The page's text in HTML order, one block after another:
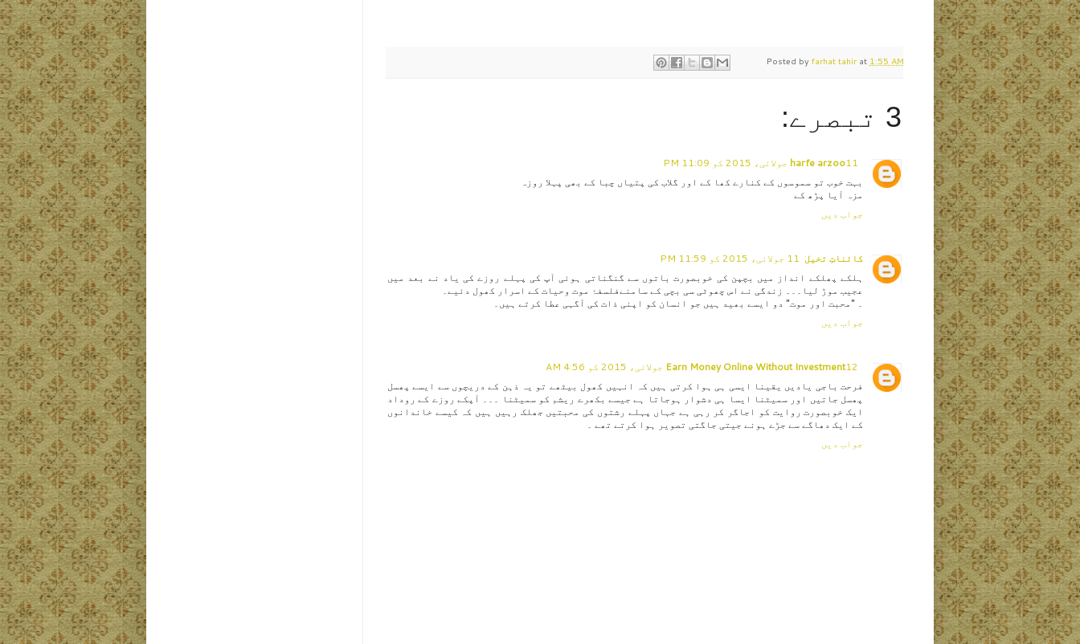
Posted by farhat tahir at 1:55 AM
3 تبصرے:
harfe arzoo11 جولائی، 2015 کو 11:09 PM
بہت خوب تو سموسوں کے کنارے کھا کے اور گلاب کی پتیاں چبا کے بھی پہلا روزہ
مزہ آیا پڑھ کے
جواب دیں
کائناتِ تخیل 11 جولائی، 2015 کو 11:59 PM
ہلکے پھلکے انداز میں بچپن کی خوبصورت باتوں سے گنگناتی ہوئی آپ کی پہلے روزے کی یاد نے بعد میں
عجیب موڑ لیا۔۔۔ زندگی نے اس چھوٹی سی بچی کے سامنےفلسفۂ موت وحیات کے اسرار کھول دئیے۔
۔ "محبت اور موت" دو ایسے بھید ہیں جو انسان کو اپنی ذات کی آگہی عطا کرتے ہیں۔
جواب دیں
Earn Money Online Without Investment12 جولائی، 2015 کو 4:56 AM
فرحت باجی یادیں یقینا ایسی ہی ہوا کرتی ہیں کہ انہیں کھول بیٹھے تو یہ ذہن کے دریچوں سے ایسے پھسل
پھسل جاتیں اور سمیٹنا ایسا ہی دشوار ہوجاتا ہے جیسے بکھرے ریشم کو سمیٹنا ۔۔۔ آپکے روزے کے روداد
ایک خوبصورت روایت کو اجاگر کر رہی ہے جہاں پہلے رشتوں کی محبتیں جھلک رہیں ہیں کہ کیسے خاندانوں
کے ایک دھاگے سے جڑے ہونے جیتی جاگتی تصویر ہوا کرتے تھے ۔
جواب دیں